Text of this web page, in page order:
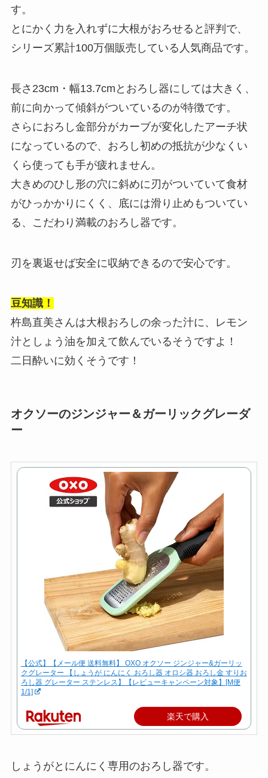
す。
とにかく力を入れずに大根がおろせると評判で、
シリーズ累計100万個販売している人気商品です。
長さ23cm・幅13.7cmとおろし器にしては大きく、
前に向かって傾斜がついているのが特徴です。
さらにおろし金部分がカーブが変化したアーチ状
になっているので、おろし初めの抵抗が少なくい
くら使っても手が疲れません。
大きめのひし形の穴に斜めに刃がついていて食材
がひっかかりにくく、底には滑り止めもついてい
る、こだわり満載のおろし器です。
刃を裏返せば安全に収納できるので安心です。
豆知識！
杵島直美さんは大根おろしの余った汁に、レモン
汁としょう油を加えて飲んでいるそうですよ！
二日酔いに効くそうです！
オクソーのジンジャー＆ガーリックグレーダ
ー
【公式】【メール便 送料無料】 OXO オクソー ジンジャー&ガーリッ
クグレーター 【しょうが にんにく おろし器 オロシ器 おろし金 すりお
ろし器 グレーター ステンレス】【レビューキャンペーン対象】[M便
1/1]
楽天で購入
しょうがとにんにく専用のおろし器です。